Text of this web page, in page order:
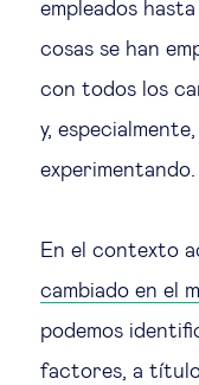
empleados
cosas se han
con todos los
y,
experimentando.
En el contexto
cambiado en el
podemos
factores, a título